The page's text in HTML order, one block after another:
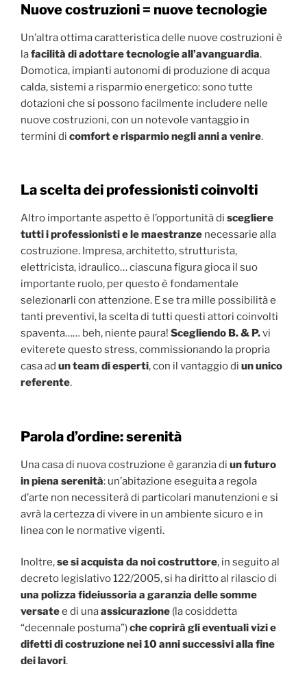
Nuove costruzioni = nuove tecnologie
Un’altra ottima caratteristica delle nuove costruzioni è
lafacilità di adottare tecnologie all’avanguardia.
Domotica, impianti autonomi di produzione di acqua
calda, sistemi a risparmio energetico: sono tutte
dotazioni che si possono facilmente includere nelle
nuove costruzioni, con un notevole vantaggio in
termini di comfort e risparmio negli anni a venire.
La scelta dei professionisti coinvolti
Altro importante aspetto è l’opportunità di scegliere
tutti i professionisti e le maestranze necessarie alla
costruzione. Impresa, architetto, strutturista,
elettricista, idraulico… ciascuna figura gioca il suo
importante ruolo, per questo è fondamentale
selezionarli con attenzione. E se tra mille possibilità e
tanti preventivi, la scelta di tutti questi attori coinvolti
spaventa…… beh, niente paura! Scegliendo B. & P.vi
eviterete questo stress, commissionando la propria
casa ad un team di esperti, con il vantaggio di un unico
referente.
Parola d’ordine: serenità
Una casa di nuova costruzione è garanzia di un futuro
in piena serenità: un’abitazione eseguita a regola
d’arte non necessiterà di particolari manutenzioni e si
avrà la certezza di vivere in un ambiente sicuro e in
linea con le normative vigenti.
Inoltre,se si acquista da noi costruttore, in seguito al
decreto legislativo 122/2005, si ha diritto al rilascio di
una polizza fideiussoria a garanzia delle somme
versatee di unaassicurazione (la cosiddetta
“decennale postuma”)che coprirà gli eventuali vizi e
difetti di costruzione nei 10 anni successivi alla fine
dei lavori.